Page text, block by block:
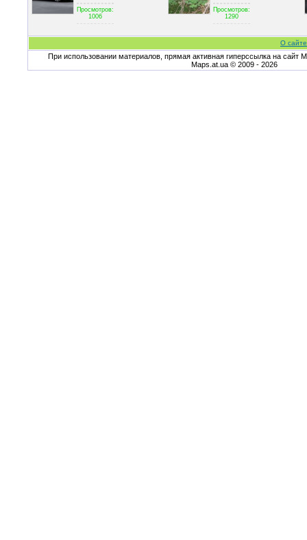
Просмотров:
1006
Просмотров:
1290
О
При использовании материалов, прямая активная гиперссылка на сайт
Maps.at.ua © 2009 - 2026